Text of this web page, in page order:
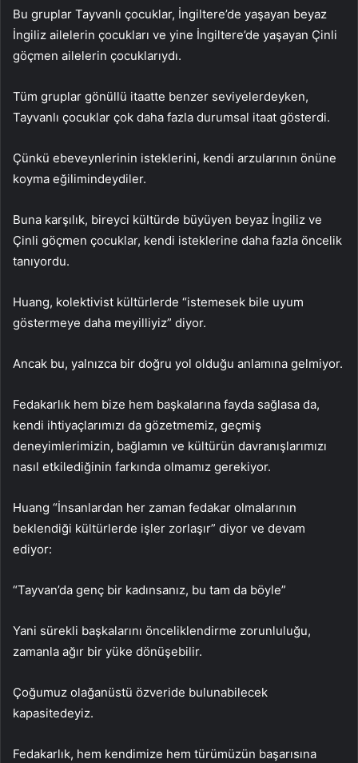
Bu gruplar Tayvanlı çocuklar, İngiltere’de yaşayan beyaz
İngiliz ailelerin çocukları ve yine İngiltere’de yaşayan Çinli
göçmen ailelerin çocuklarıydı.
Tüm gruplar gönüllü itaatte benzer seviyelerdeyken,
Tayvanlı çocuklar çok daha fazla durumsal itaat gösterdi.
Çünkü ebeveynlerinin isteklerini, kendi arzularının önüne
koyma eğilimindeydiler.
Buna karşılık, bireyci kültürde büyüyen beyaz İngiliz ve
Çinli göçmen çocuklar, kendi isteklerine daha fazla öncelik
tanıyordu.
Huang, kolektivist kültürlerde “istemesek bile uyum
göstermeye daha meyilliyiz” diyor.
Ancak bu, yalnızca bir doğru yol olduğu anlamına gelmiyor.
Fedakarlık hem bize hem başkalarına fayda sağlasa da,
kendi ihtiyaçlarımızı da gözetmemiz, geçmiş
deneyimlerimizin, bağlamın ve kültürün davranışlarımızı
nasıl etkilediğinin farkında olmamız gerekiyor.
Huang “İnsanlardan her zaman fedakar olmalarının
beklendiği kültürlerde işler zorlaşır” diyor ve devam
ediyor:
“Tayvan’da genç bir kadınsanız, bu tam da böyle”
Yani sürekli başkalarını önceliklendirme zorunluluğu,
zamanla ağır bir yüke dönüşebilir.
Çoğumuz olağanüstü özveride bulunabilecek
kapasitedeyiz.
Fedakarlık, hem kendimize hem türümüzün başarısına